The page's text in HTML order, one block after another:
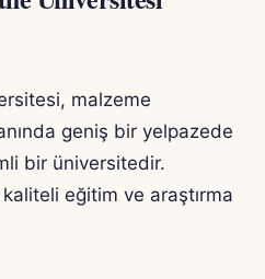
malzeme
geniş bir yelpazede
bir üniversitedir.
eğitim ve araştırma